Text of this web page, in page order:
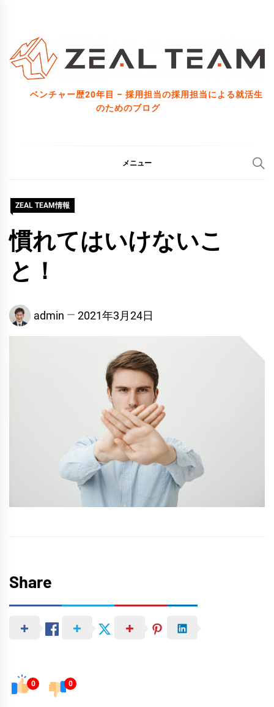
ン
ベンチャー歴20年目 – 採用担当の採用担当による就活生
のためのブログ
メニュー
ZEAL TEAM情報
慣れてはいけないこ
と！
admin 2021年3月24日
Share
0 0